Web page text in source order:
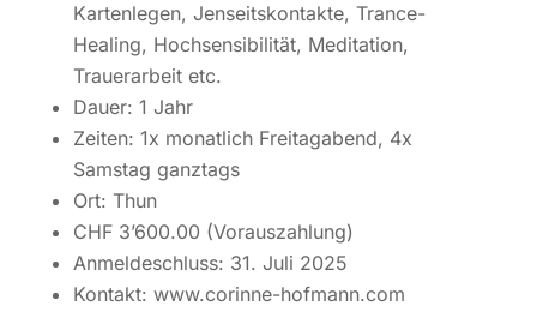
Kartenlegen, Jenseitskontakte, Trance-
Healing, Hochsensibilität, Meditation,
Trauerarbeit etc.
Dauer: 1 Jahr
Zeiten: 1x monatlich Freitagabend, 4x
Samstag ganztags
Ort: Thun
CHF 3’600.00 (Vorauszahlung)
Anmeldeschluss: 31. Juli 2025
Kontakt: www.corinne-hofmann.com